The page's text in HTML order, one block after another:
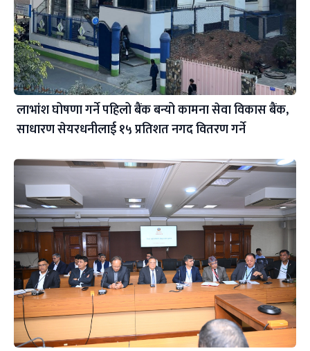
लाभांश घोषणा गर्ने पहिलो बैंक बन्यो कामना सेवा विकास बैंक,
साधारण सेयरधनीलाई १५ प्रतिशत नगद वितरण गर्ने